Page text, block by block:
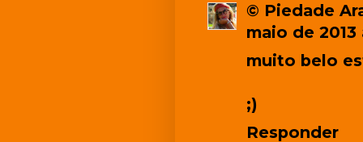
© Piedade
maio de
muito belo
;)
Responder